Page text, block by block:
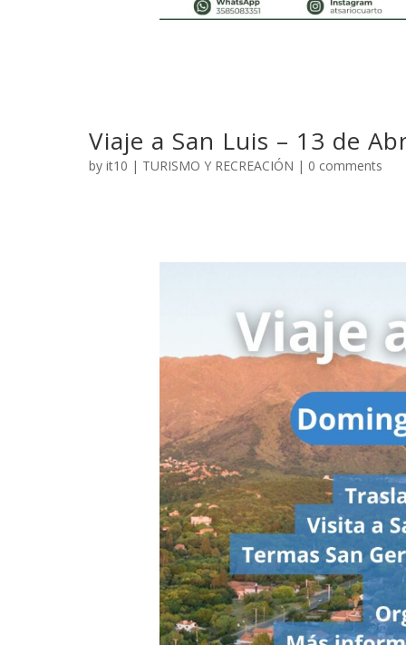
Viaje a San Luis – 13 de
by it10 | TURISMO Y RECREACIÓN | 0 comments